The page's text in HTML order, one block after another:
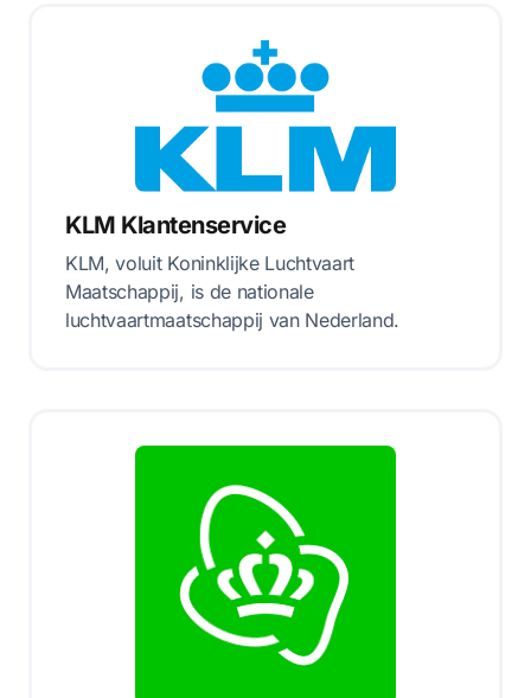
KLM Klantenservice
KLM, voluit Koninklijke Luchtvaart
Maatschappij, is de nationale
luchtvaartmaatschappij van Nederland.